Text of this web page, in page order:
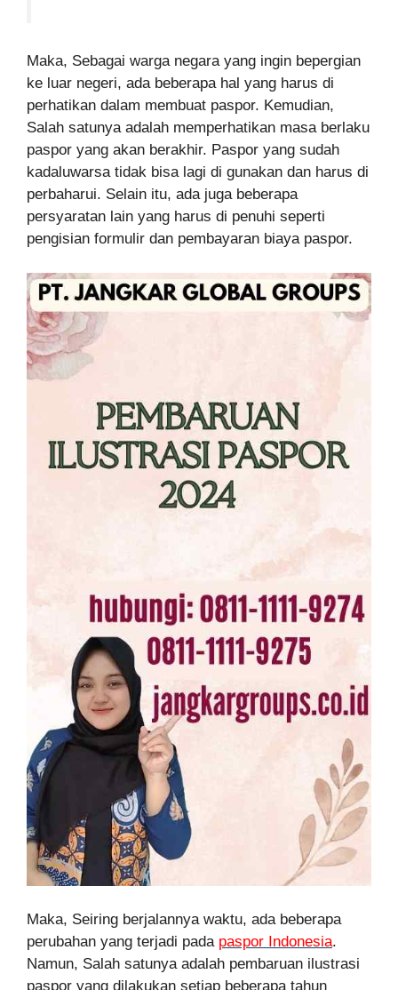
Maka, Sebagai warga negara yang ingin bepergian
ke luar negeri, ada beberapa hal yang harus di
perhatikan dalam membuat paspor. Kemudian,
Salah satunya adalah memperhatikan masa berlaku
paspor yang akan berakhir. Paspor yang sudah
kadaluwarsa tidak bisa lagi di gunakan dan harus di
perbaharui. Selain itu, ada juga beberapa
persyaratan lain yang harus di penuhi seperti
pengisian formulir dan pembayaran biaya paspor.
Maka, Seiring berjalannya waktu, ada beberapa
perubahan yang terjadi pada paspor Indonesia.
Namun, Salah satunya adalah pembaruan ilustrasi
paspor yang dilakukan setiap beberapa tahun